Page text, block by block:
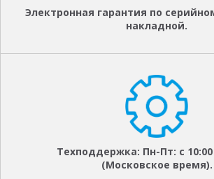
Электронная гарантия по
накладной.
Техподдержка: Пн-Пт: с 10:00
(Московское время).